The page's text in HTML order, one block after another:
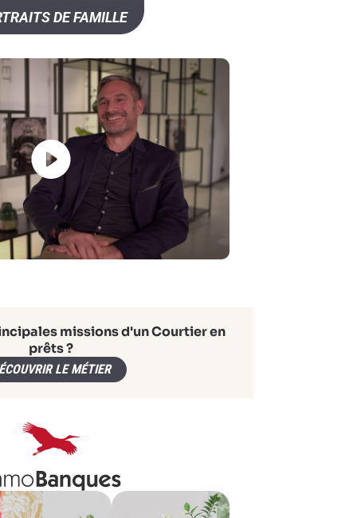
DE FAMILLE
missions d'un Courtier en
prêts ?
LE MÉTIER